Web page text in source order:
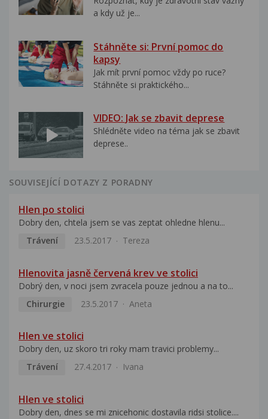
a kdy už je...
Stáhněte si: První pomoc do
kapsy
Jak mít první pomoc vždy po ruce?
Stáhněte si praktického...
VIDEO: Jak se zbavit deprese
Shlédněte video na téma jak se zbavit
deprese..
SOUVISEJÍCÍ DOTAZY Z PORADNY
Hlen po stolici
Dobry den, chtela jsem se vas zeptat ohledne hlenu...
Trávení
23.5.2017 Tereza
Hlenovita jasně červená krev ve stolici
Dobrý den, v noci jsem zvracela pouze jednou a na to...
Chirurgie
23.5.2017 Aneta
Hlen ve stolici
Dobry den, uz skoro tri roky mam travici problemy...
Trávení
27.4.2017 Ivana
Hlen ve stolici
Dobry den, dnes se mi znicehonic dostavila ridsi stolice....